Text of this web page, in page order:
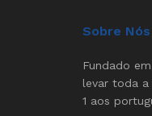
Sobre Nós
Fundado
levar toda
1 aos